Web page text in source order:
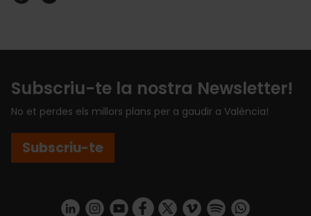
Subscriu-te la nostra Newsletter!
No et perdes els millors plans per a gaudir a València!
Subscriu-te
https://www.linkedin.com/company/turismo-valencia/mycompany/
https://www.instagram.com/visit_valencia/
https://www.youtube.com/user/
https://www.facebook.com/
https://twitter.com/
https://vimeo.com/
https://https://api.whatsapp.com/